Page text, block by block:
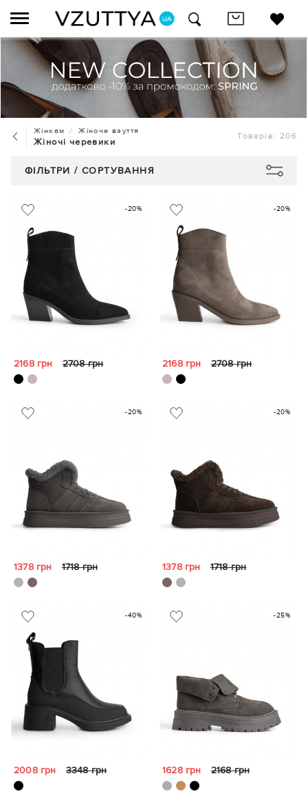
Жінкам Жіноче взуття
Жіночі черевики
Товарів: 206
ФІЛЬТРИ / СОРТУВАННЯ
-20%
2168 грн 2708 грн
-20%
2168 грн 2708 грн
-20%
1378 грн 1718 грн
-20%
1378 грн 1718 грн
-40%
2008 грн 3348 грн
-25%
1628 грн 2168 грн